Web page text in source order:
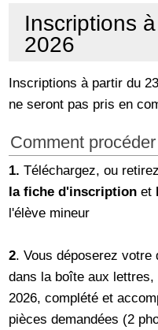
Inscriptions
2026
Inscriptions à partir du
ne seront pas pris en
Comment
1.Téléchargez, ou
la fiche d'inscription et
l'élève mineur
2. Vous déposerez
dans la boîte aux
2026, complété et
pièces demandées (2